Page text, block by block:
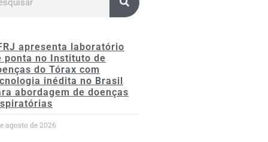
apresenta laboratório
ponta no Instituto de
do Tórax com
inédita no Brasil
abordagem de doenças
agosto de 2026